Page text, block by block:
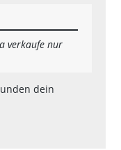
verkaufe nur
dein